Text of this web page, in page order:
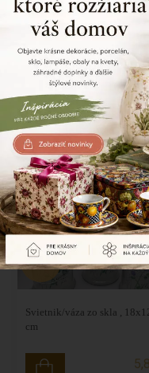
SKLADOM
Svietnik zo skla hnedo
9x9 cm
-50%
AKCIA
SKLADOM
Svietnik/váza zo skla ,
cm
-30%